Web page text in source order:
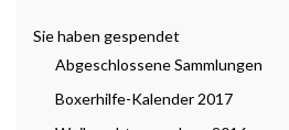
Sie haben gespendet
Abgeschlossene Sammlungen
Boxerhilfe-Kalender 2017